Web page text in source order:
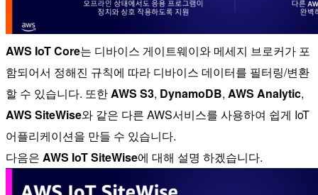
AWS IoT Core는 디바이스 게이트웨이와 메세지 브로커가 포
함되어서 정해진 규칙에 따라 디바이스 데이터를 필터링/변환
할 수 있습니다. 또한AWS S3, DynamoDB, AWS Analytic,
AWS SiteWise와 같은 다른 AWS서비스를 사용하여 쉽게 IoT
어플리케이션을 만들 수 있습니다.
다음은 AWS IoT SiteWise에 대해 설명 하겠습니다.